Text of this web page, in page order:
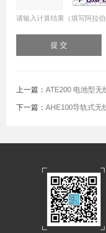
请输入计算结果（填写阿拉
上一篇：ATE200 电池型无
下一篇：AHE100导轨式无